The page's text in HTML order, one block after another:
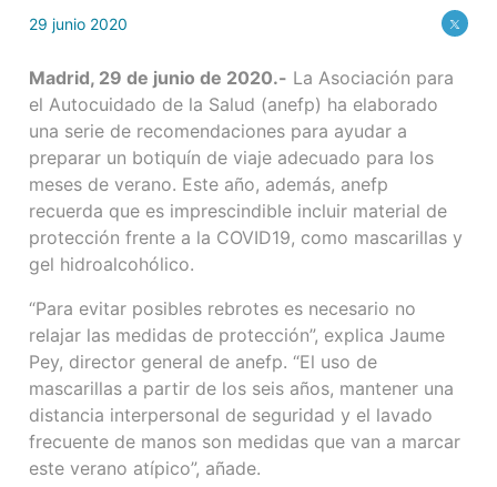
29 junio 2020
Madrid, 29 de junio de 2020.- La Asociación para
el Autocuidado de la Salud (anefp) ha elaborado
una serie de recomendaciones para ayudar a
preparar un botiquín de viaje adecuado para los
meses de verano. Este año, además, anefp
recuerda que es imprescindible incluir material de
protección frente a la COVID19, como mascarillas y
gel hidroalcohólico.
“Para evitar posibles rebrotes es necesario no
relajar las medidas de protección”, explica Jaume
Pey, director general de anefp. “El uso de
mascarillas a partir de los seis años, mantener una
distancia interpersonal de seguridad y el lavado
frecuente de manos son medidas que van a marcar
este verano atípico”, añade.